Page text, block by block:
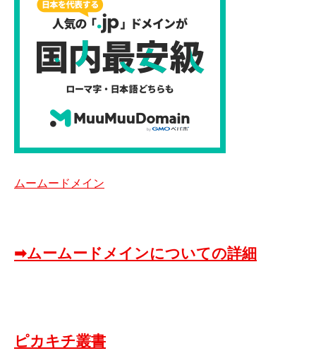
ムームードメイン
➡ムームードメインについての詳細
ピカキチ叢書